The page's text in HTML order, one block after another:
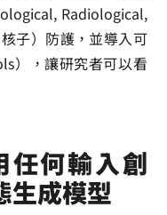
Radiological,
子）防護，並導入可
），讓研究者可以看
何輸入創
生成模型